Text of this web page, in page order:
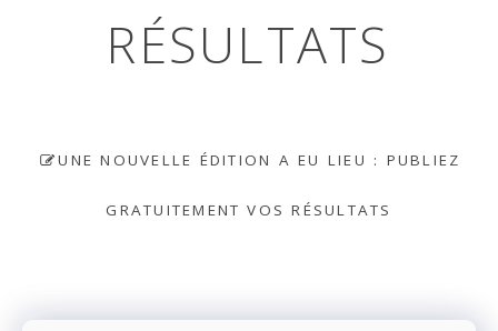
RÉSULTATS
UNE NOUVELLE ÉDITION A EU LIEU : PUBLIEZ
GRATUITEMENT VOS RÉSULTATS